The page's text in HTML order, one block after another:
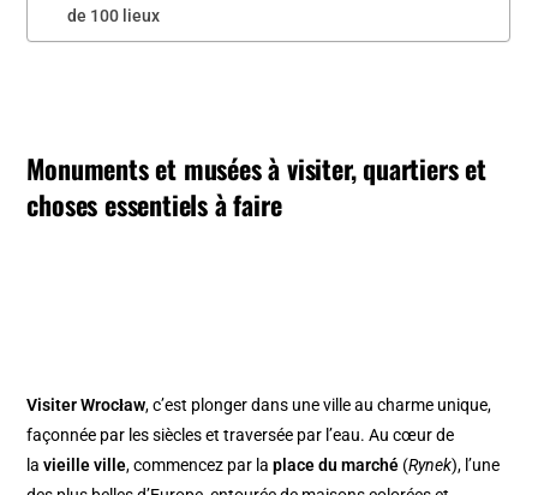
de 100 lieux
Monuments et musées à visiter, quartiers et
choses essentiels à faire
Visiter Wrocław, c’est plonger dans une ville au charme unique,
façonnée par les siècles et traversée par l’eau. Au cœur de
lavieille ville, commencez par laplace du marché (Rynek), l’une